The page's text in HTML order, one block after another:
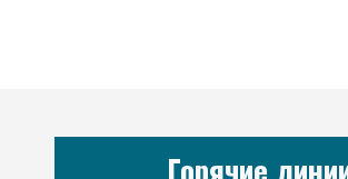
Горячие